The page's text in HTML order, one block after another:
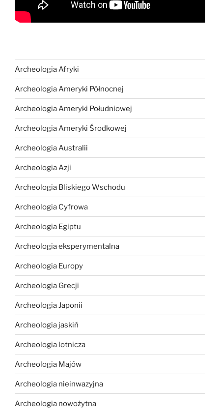
Archeologia Afryki
Archeologia Ameryki Północnej
Archeologia Ameryki Południowej
Archeologia Ameryki Środkowej
Archeologia Australii
Archeologia Azji
Archeologia Bliskiego Wschodu
Archeologia Cyfrowa
Archeologia Egiptu
Archeologia eksperymentalna
Archeologia Europy
Archeologia Grecji
Archeologia Japonii
Archeologia jaskiń
Archeologia lotnicza
Archeologia Majów
Archeologia nieinwazyjna
Archeologia nowożytna